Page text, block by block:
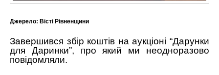
Джерело: Вісті Рівненщини
Завершився збір коштів на аукціоні “Дарунки
для Даринки”, про який ми неодноразово
повідомляли.